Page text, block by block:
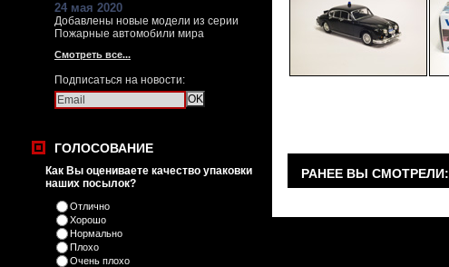
24 мая 2020
Добавлены новые модели из серии
Пожарные автомобили мира
Смотреть все...
Подписаться на новости:
ГОЛОСОВАНИЕ
Как Вы оцениваете качество упаковки
наших посылок?
Отлично
Хорошо
Нормально
Плохо
Очень плохо
РАНЕЕ ВЫ СМОТРЕЛИ: